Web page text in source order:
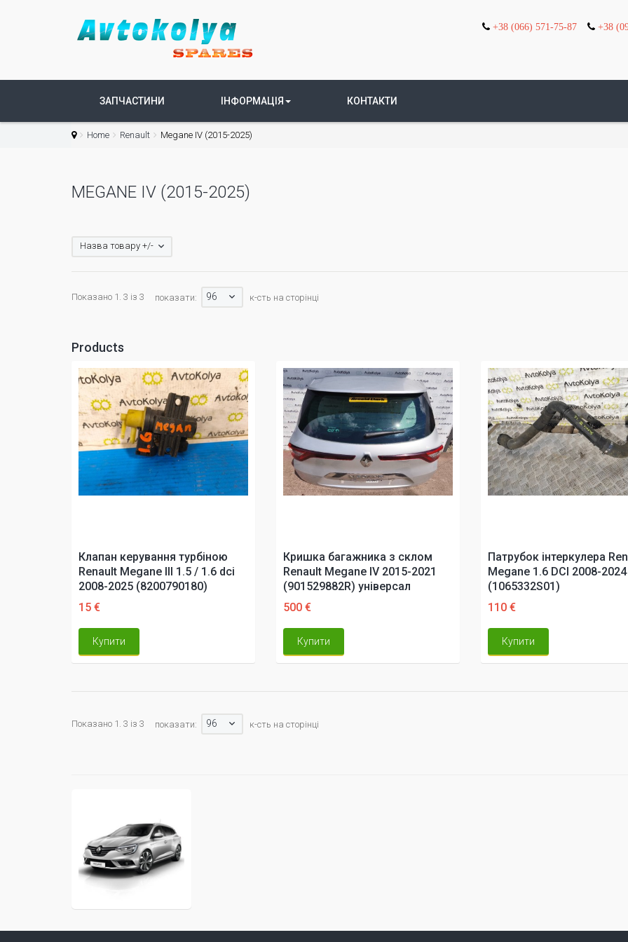
+38 (066) 571-75-87 +38
ЗАПЧАСТИНИ ІНФОРМАЦІЯ КОНТАКТИ
Home Renault Megane IV (2015-2025)
MEGANE IV (2015-2025)
Назва товару +/-
Показано 1. 3 із 3 показати: 96 к-сть на сторінці
Products
Клапан керування турбіною
Renault Megane III 1.5 / 1.6 dci
2008-2025 (8200790180)
15 €
Купити
Кришка багажника з склом
Renault Megane IV 2015-2021
(901529882R) універсал
500 €
Купити
Патрубок інтеркулера
Megane 1.6 DCI 2008-2024
(1065332S01)
110 €
Купити
Показано 1. 3 із 3 показати: 96 к-сть на сторінці